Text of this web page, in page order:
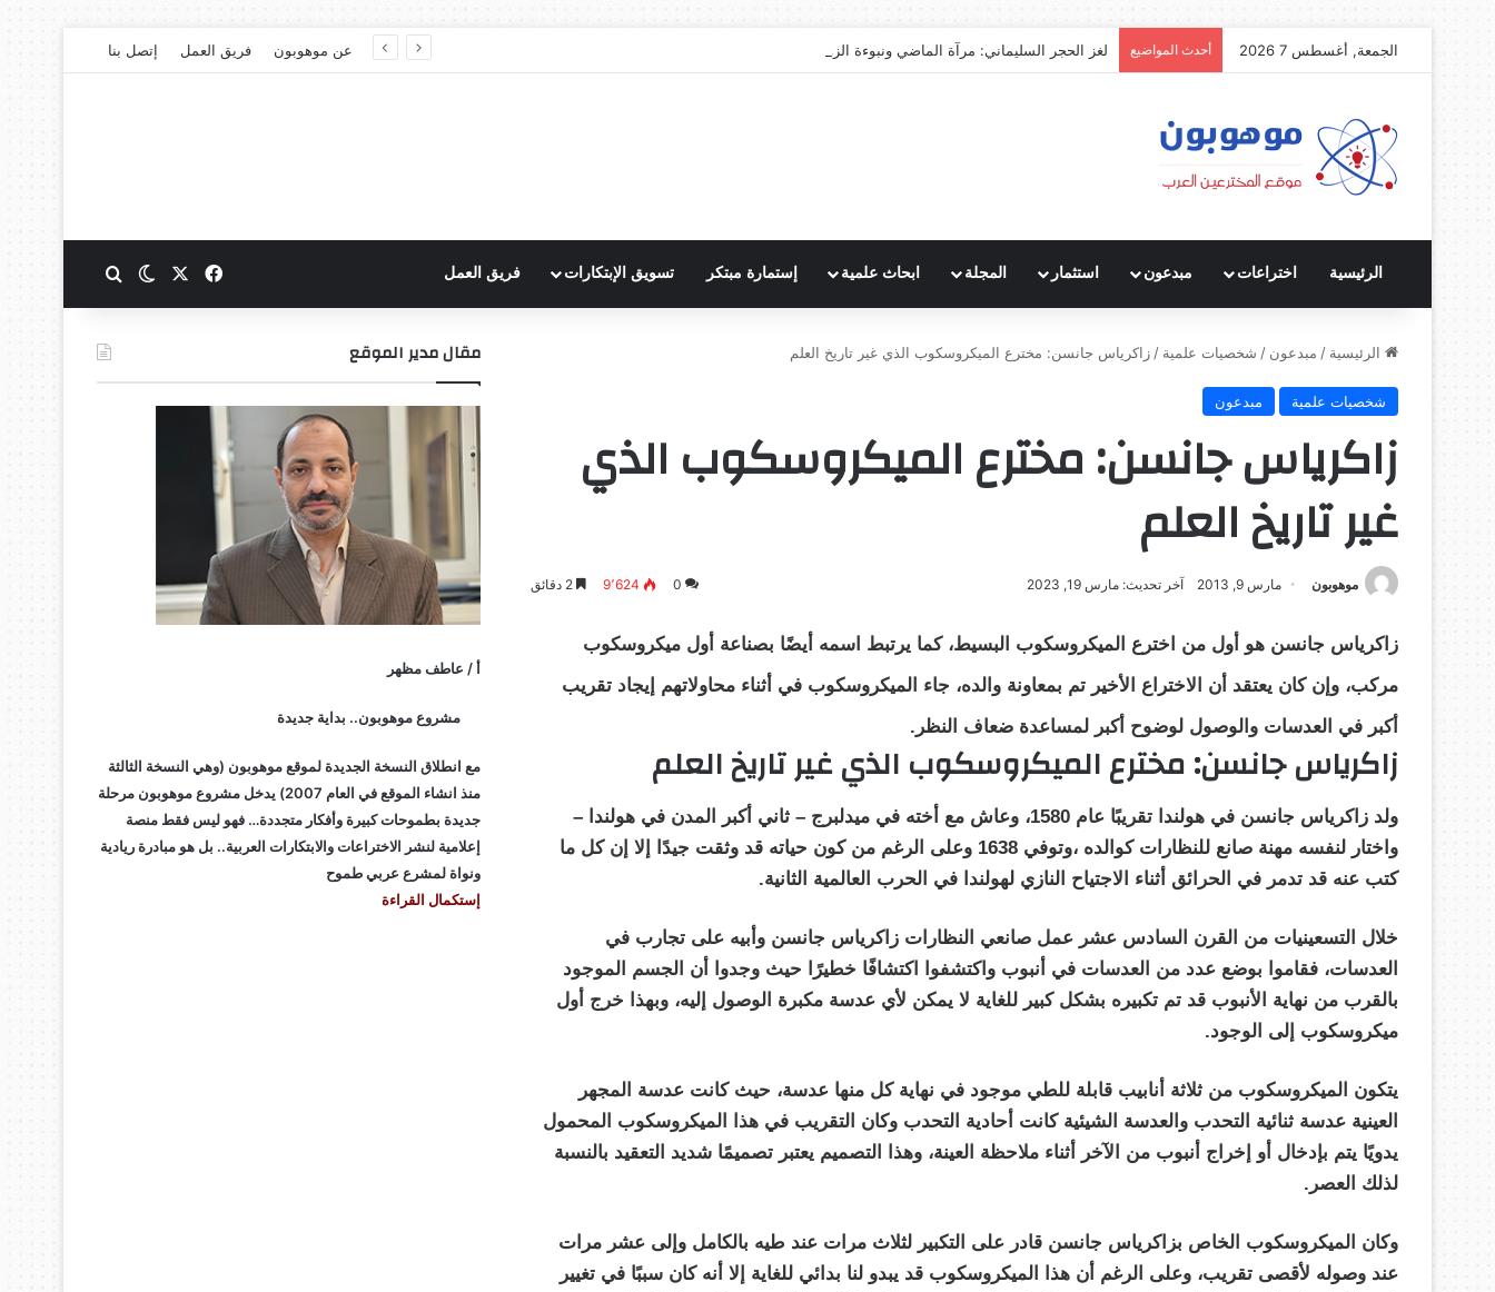
الجمعة, أغسطس 7 2026 أحدث المواضيع لغز الحجر السليماني: مرآة الماضي ونبوءة الزوال عن موهوبون فريق العمل إتصل بنا
الرئيسية اختراعات مبدعون استثمار المجلة ابحاث علمية إستمارة مبتكر تسويق الإبتكارات فريق العمل فيسبوك الوضع المظلم
الرئيسية / مبدعون / شخصيات علمية / زاكرياس جانسن: مخترع الميكروسكوب الذي غير تاريخ العلم
شخصيات علمية مبدعون
زاكرياس جانسن: مخترع الميكروسكوب الذي
غير تاريخ العلم
موهوبون مارس 9, 2013 آخر تحديث: مارس 19, 2023 0 9٬624
زاكرياس جانسن هو أول من اخترع الميكروسكوب البسيط، كما يرتبط اسمه أيضًا بصناعة أول ميكروسكوب
مركب، وإن كان يعتقد أن الاختراع الأخير تم بمعاونة والده، جاء الميكروسكوب في أثناء محاولاتهم إيجاد تقريب
أكبر في العدسات والوصول لوضوح أكبر لمساعدة ضعاف النظر.
زاكرياس جانسن: مخترع الميكروسكوب الذي غير تاريخ العلم
ولد زاكرياس جانسن في هولندا تقريبًا عام 1580، وعاش مع أخته في ميدلبرج – ثاني أكبر المدن في هولندا –
واختار لنفسه مهنة صانع للنظارات كوالده ،وتوفي 1638 وعلى الرغم من كون حياته قد وثقت جيدًا إلا إن كل ما
كتب عنه قد تدمر في الحرائق أثناء الاجتياح النازي لهولندا في الحرب العالمية الثانية.
خلال التسعينيات من القرن السادس عشر عمل صانعي النظارات زاكرياس جانسن وأبيه على تجارب في
العدسات، فقاموا بوضع عدد من العدسات في أنبوب واكتشفوا اكتشافًا خطيرًا حيث وجدوا أن الجسم الموجود
بالقرب من نهاية الأنبوب قد تم تكبيره بشكل كبير للغاية لا يمكن لأي عدسة مكبرة الوصول إليه، وبهذا خرج أول
ميكروسكوب إلى الوجود.
يتكون الميكروسكوب من ثلاثة أنابيب قابلة للطي موجود في نهاية كل منها عدسة، حيث كانت عدسة المجهر
العينية عدسة ثنائية التحدب والعدسة الشيئية كانت أحادية التحدب وكان التقريب في هذا الميكروسكوب المحمول
يدويًا يتم بإدخال أو إخراج أنبوب من الآخر أثناء ملاحظة العينة، وهذا التصميم يعتبر تصميمًا شديد التعقيد بالنسبة
لذلك العصر.
وكان الميكروسكوب الخاص بزاكرياس جانسن قادر على التكبير لثلاث مرات عند طيه بالكامل وإلى عشر مرات
عند وصوله لأقصى تقريب، وعلى الرغم أن هذا الميكروسكوب قد يبدو لنا بدائي للغاية إلا أنه كان سببًا في تغيير
مقال مدير الموقع
أ / عاطف مظهر
مشروع موهوبون.. بداية جديدة
مع انطلاق النسخة الجديدة لموقع موهوبون (وهي النسخة الثالثة
منذ انشاء الموقع في العام 2007) يدخل مشروع موهوبون مرحلة
جديدة بطموحات كبيرة وأفكار متجددة… فهو ليس فقط منصة
إعلامية لنشر الاختراعات والابتكارات العربية.. بل هو مبادرة ريادية
ونواة لمشرع عربي طموح
إستكمال القراءة